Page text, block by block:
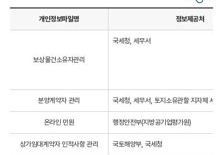
크
개인정보파일명 정보제공처
보상물건소유자관리
국세청, 세무서
분양계약자 관리 국세청, 세무서, 토지소유관할 지자체 세
온라인 민원 행정안전부(지방공기업평가원)
상가임대계약자 인적사항 관리 국토해양부, 국세청